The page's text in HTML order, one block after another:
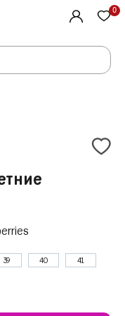
0
за обувью
39 40 41